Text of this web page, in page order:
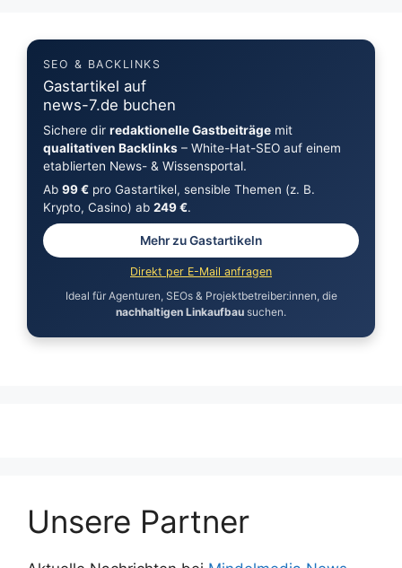
SEO & BACKLINKS
Gastartikel auf
news-7.de buchen
Sichere dir redaktionelle Gastbeiträgemit
qualitativen Backlinks– White-Hat-SEO auf einem
etablierten News- & Wissensportal.
Ab 99 €pro Gastartikel, sensible Themen (z. B.
Krypto, Casino) ab 249 €.
Mehr zu Gastartikeln
Direkt per E-Mail anfragen
Ideal für Agenturen, SEOs & Projektbetreiber:innen, die
nachhaltigen Linkaufbau suchen.
Unsere Partner